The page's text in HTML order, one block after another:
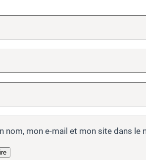
nom, mon e-mail et mon site dans